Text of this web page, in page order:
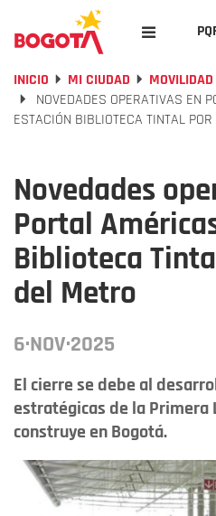
INICIO MI CIUDAD
MOVILIDAD
NOVEDADES OPERATIVAS EN
ESTACIÓN BIBLIOTECA TINTAL
Novedades
Portal
Biblioteca
del Metro
6·NOV·2025
El cierre se debe al
estratégicas de la Primera
construye en Bogotá.